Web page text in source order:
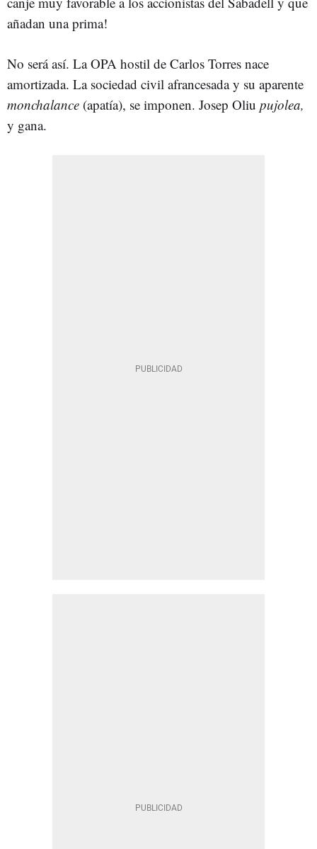
añadan una prima!
No será así. La OPA hostil de Carlos Torres nace
amortizada. La sociedad civil afrancesada y su aparente
monchalance (apatía), se imponen. Josep Oliu pujolea,
y gana.